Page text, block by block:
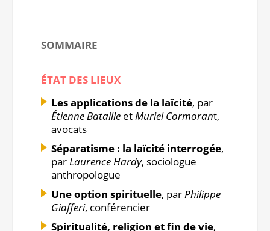
SOMMAIRE
ÉTAT DES LIEUX
Les applications de la laïcité, par
Étienne BatailleetMuriel Cormorant,
avocats
Séparatisme : la laïcité interrogée,
parLaurence Hardy, sociologue
anthropologue
Une option spirituelle, parPhilippe
Giafferi, conférencier
Spiritualité, religion et fin de vie,